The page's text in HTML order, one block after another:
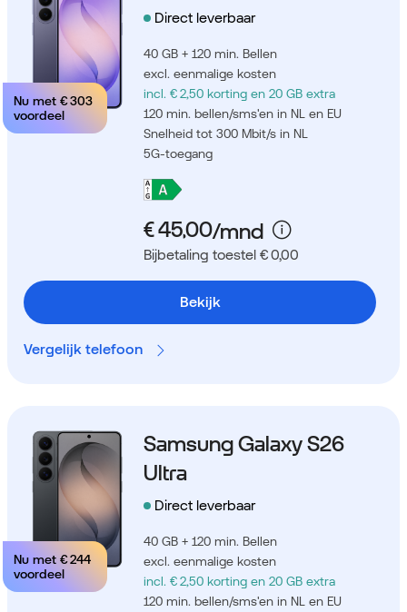
Nu met € 303
voordeel
Direct leverbaar
40 GB + 120 min. Bellen
excl. eenmalige kosten
incl. € 2,50 korting en 20 GB extra
120 min. bellen/sms'en in NL en EU
Snelheid tot 300 Mbit/s in NL
5G-toegang
Bijbetaling toestel € 0,00
Bekijk
Vergelijk telefoon
Nu met € 244
voordeel
Samsung Galaxy S26
Ultra
Direct leverbaar
40 GB + 120 min. Bellen
excl. eenmalige kosten
incl. € 2,50 korting en 20 GB extra
120 min. bellen/sms'en in NL en EU